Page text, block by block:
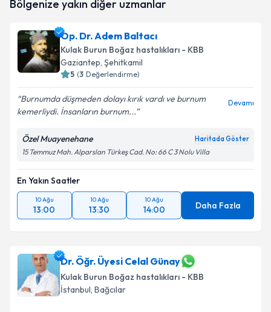
oluşturun. Size bu uzmandan randevu almanız için bir
E-posta Adresiniz
Kişisel verilerimin işlenmesine ilişkinAydınlatma
Metni'ni okudum ve kişisel verilerimin belirtilen
Bölgenize yakın diğer uzmanlar
Op. Dr. Adem Baltacı
Kulak Burun Boğaz hastalıkları - KBB
Gaziantep, Şehitkamil
5 (3 Değerlendirme)
Burnumda düşmeden dolayı kırık vardı ve burnum
kemerliydi. İnsanların burnum...
Devamı
Özel Muayenehane Haritada Göster
15 Temmuz Mah. Alparslan Türkeş Cad. No: 66 C 3 Nolu Villa
En Yakın Saatler
10 Ağu
13:00
10 Ağu
13:30
10 Ağu
14:00 Daha Fazla
Dr. Öğr. Üyesi Celal Günay
Kulak Burun Boğaz hastalıkları - KBB
İstanbul, Bağcılar